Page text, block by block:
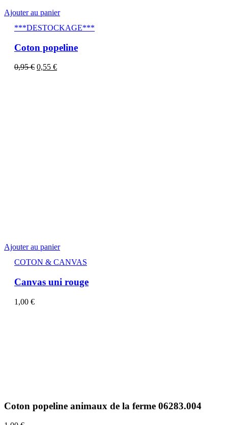
Ajouter au panier
***DESTOCKAGE***
Coton popeline
0,95€ 0,55 €
Ajouter au panier
COTON & CANVAS
Canvas uni rouge
1,00 €
Coton popeline animaux de la ferme 06283.004